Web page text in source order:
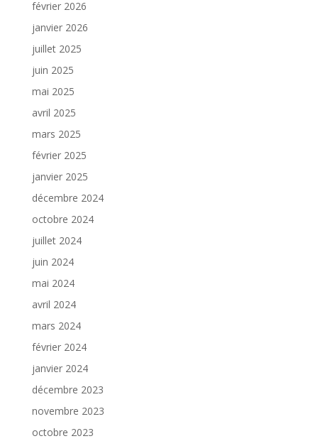
février 2026
janvier 2026
juillet 2025
juin 2025
mai 2025
avril 2025
mars 2025
février 2025
janvier 2025
décembre 2024
octobre 2024
juillet 2024
juin 2024
mai 2024
avril 2024
mars 2024
février 2024
janvier 2024
décembre 2023
novembre 2023
octobre 2023